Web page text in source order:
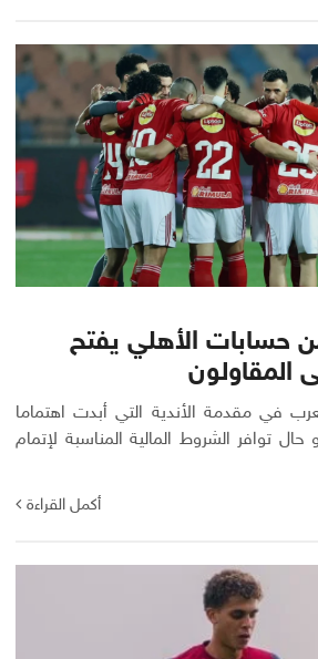
حسابات الأهلي يفتح
المقاولون
في مقدمة الأندية التي أبدت اهتماما
حال توافر الشروط المالية المناسبة لإتمام
أكمل القراءة